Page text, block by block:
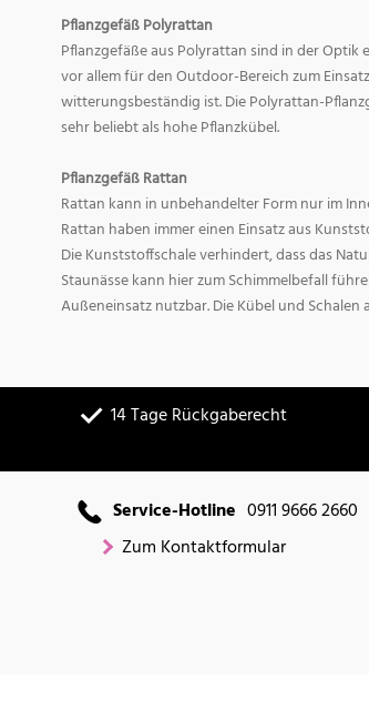
Pflanzgefäß Polyrattan
Pflanzgefäße aus Polyrattan sind in der
vor allem für den Outdoor-Bereich zum
witterungsbeständig ist. Die Polyrattan-
sehr beliebt als hohe Pflanzkübel.
Pflanzgefäß Rattan
Rattan kann in unbehandelter Form nur im
Rattan haben immer einen Einsatz aus
Die Kunststoffschale verhindert, dass das
Staunässe kann hier zum Schimmelbefall
Außeneinsatz nutzbar. Die Kübel und
14 Tage Rückgaberecht
Service-Hotline 0911 9666 2660
Zum Kontaktformular